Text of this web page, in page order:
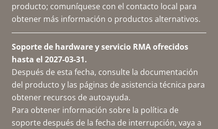
producto; comuníquese con el contacto local para
obtener más información o productos alternativos.
Soporte de hardware y servicio RMA ofrecidos
hasta el 2027-03-31.
Después de esta fecha, consulte la documentación
del producto y las páginas de asistencia técnica para
obtener recursos de autoayuda.
Para obtener información sobre la política de
soporte después de la fecha de interrupción, vaya a